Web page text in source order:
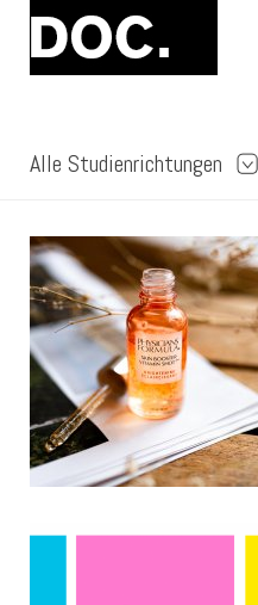
Alle Studienrichtungen